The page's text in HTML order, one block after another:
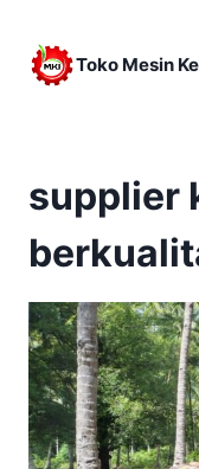
content
Toko Mesin
supplier